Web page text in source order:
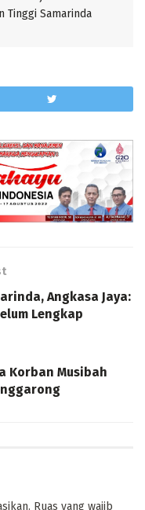
Tinggi Samarinda
Angkasa Jaya:
Lengkap
Korban Musibah
Ruas yang wajib